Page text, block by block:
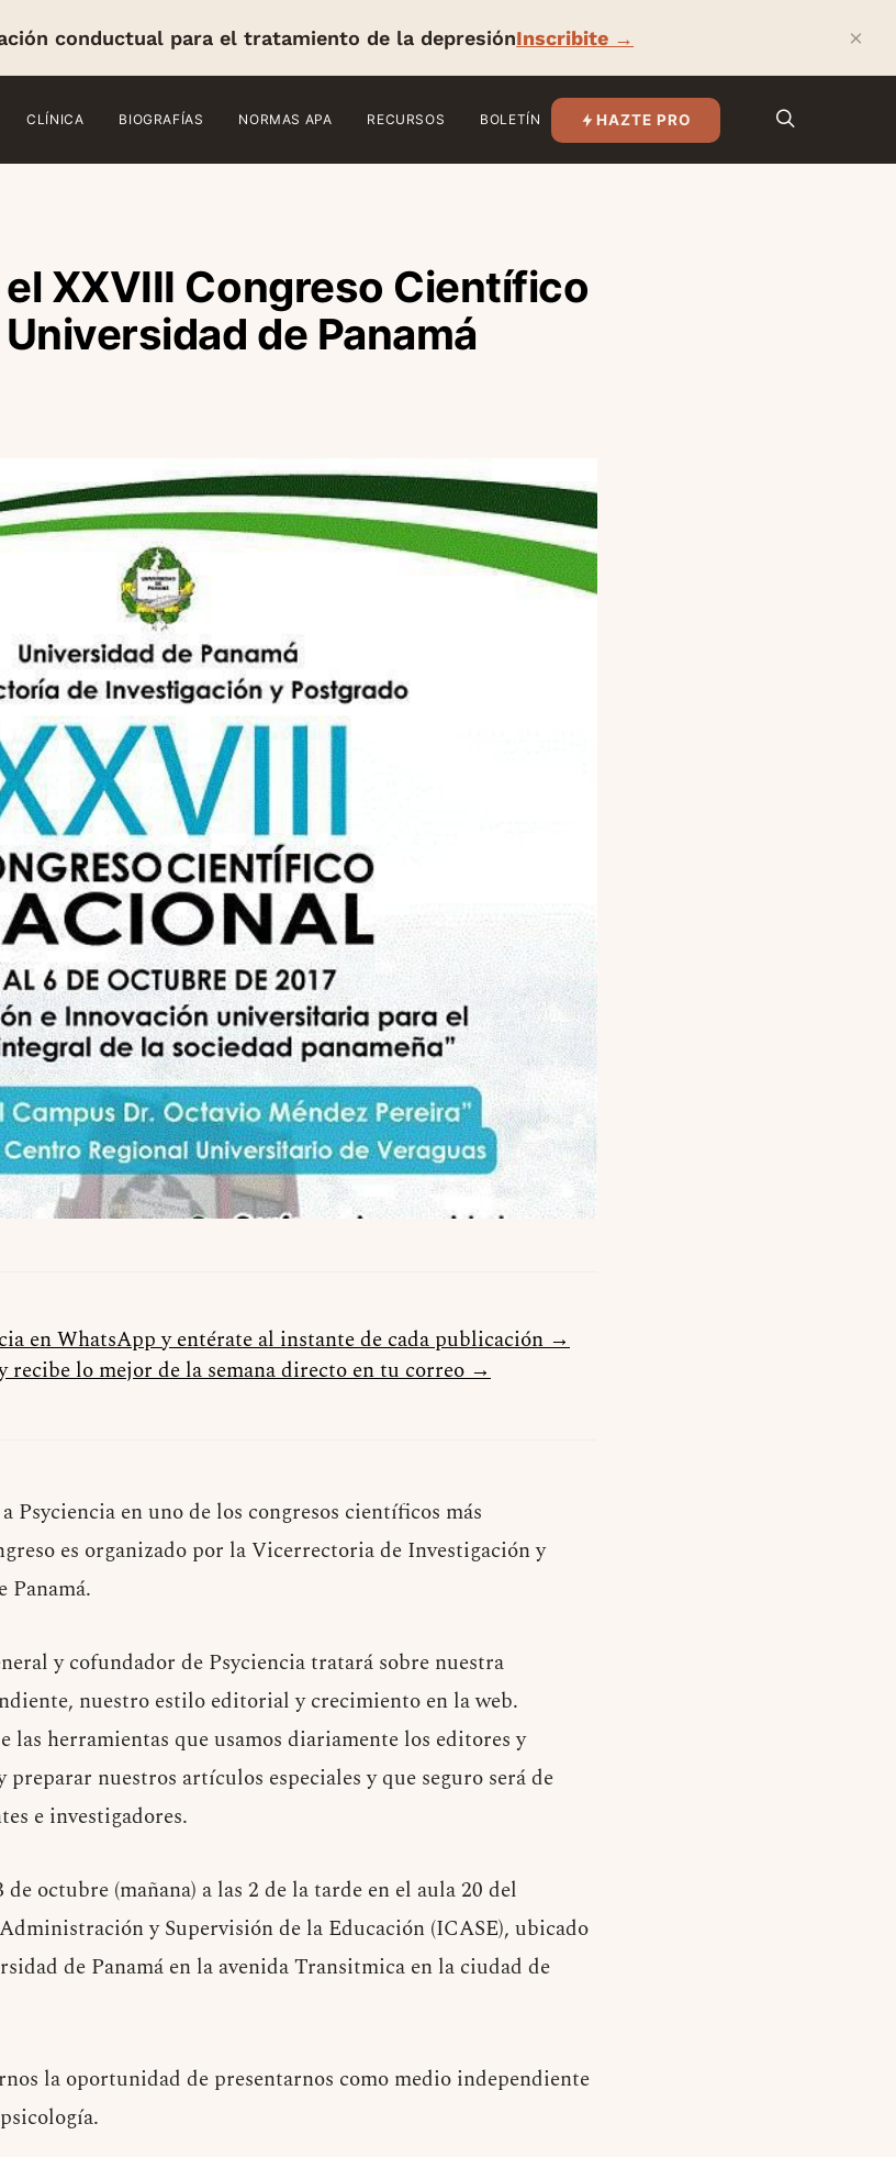
conductual para el tratamiento de la depresiónInscribite → ×
CLÍNICA BIOGRAFÍAS NORMAS APA RECURSOS BOLETÍN HAZTE PRO
XXVIII Congreso Científico
de Panamá
en WhatsApp y entérate al instante de cada publicación →
recibe lo mejor de la semana directo en tu correo →
Psyciencia en uno de los congresos científicos más
es organizado por la Vicerrectoria de Investigación y
Panamá.
y cofundador de Psyciencia tratará sobre nuestra
nuestro estilo editorial y crecimiento en la web.
las herramientas que usamos diariamente los editores y
nuestros artículos especiales y que seguro será de
e investigadores.
octubre (mañana) a las 2 de la tarde en el aula 20 del
y Supervisión de la Educación (ICASE), ubicado
de Panamá en la avenida Transitmica en la ciudad de
la oportunidad de presentarnos como medio independiente